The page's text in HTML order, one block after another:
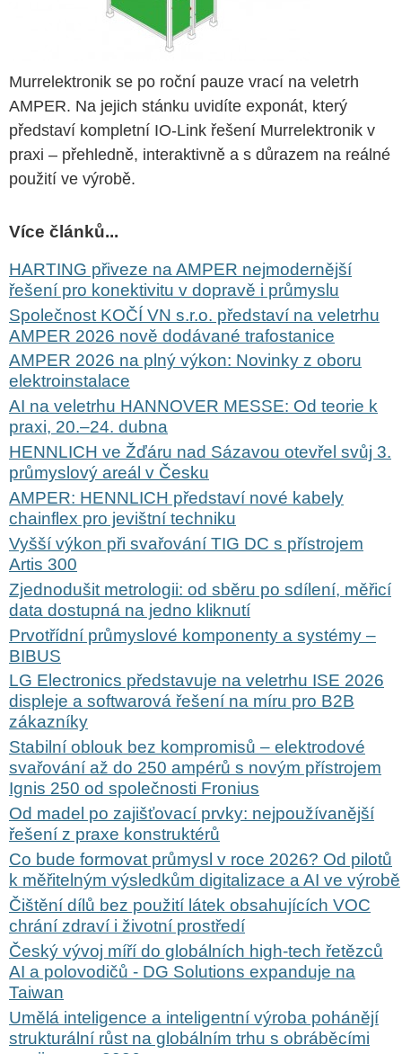
Murrelektronik se po roční pauze vrací na veletrh
AMPER. Na jejich stánku uvidíte exponát, který
představí kompletní IO-Link řešení Murrelektronik v
praxi – přehledně, interaktivně a s důrazem na reálné
použití ve výrobě.
Více článků...
HARTING přiveze na AMPER nejmodernější
řešení pro konektivitu v dopravě i průmyslu
Společnost KOČÍ VN s.r.o. představí na veletrhu
AMPER 2026 nově dodávané trafostanice
AMPER 2026 na plný výkon: Novinky z oboru
elektroinstalace
AI na veletrhu HANNOVER MESSE: Od teorie k
praxi, 20.–24. dubna
HENNLICH ve Žďáru nad Sázavou otevřel svůj 3.
průmyslový areál v Česku
AMPER: HENNLICH představí nové kabely
chainflex pro jevištní techniku
Vyšší výkon při svařování TIG DC s přístrojem
Artis 300
Zjednodušit metrologii: od sběru po sdílení, měřicí
data dostupná na jedno kliknutí
Prvotřídní průmyslové komponenty a systémy –
BIBUS
LG Electronics představuje na veletrhu ISE 2026
displeje a softwarová řešení na míru pro B2B
zákazníky
Stabilní oblouk bez kompromisů – elektrodové
svařování až do 250 ampérů s novým přístrojem
Ignis 250 od společnosti Fronius
Od madel po zajišťovací prvky: nejpoužívanější
řešení z praxe konstruktérů
Co bude formovat průmysl v roce 2026? Od pilotů
k měřitelným výsledkům digitalizace a AI ve výrobě
Čištění dílů bez použití látek obsahujících VOC
chrání zdraví i životní prostředí
Český vývoj míří do globálních high-tech řetězců
AI a polovodičů - DG Solutions expanduje na
Taiwan
Umělá inteligence a inteligentní výroba pohánějí
strukturální růst na globálním trhu s obráběcími